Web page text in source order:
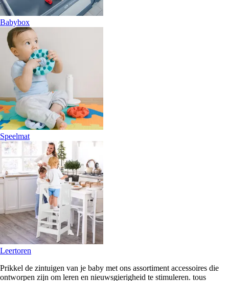
Babybox
Speelmat
Leertoren
Prikkel de zintuigen van je baby met ons assortiment accessoires die
ontworpen zijn om leren en nieuwsgierigheid te stimuleren. tous